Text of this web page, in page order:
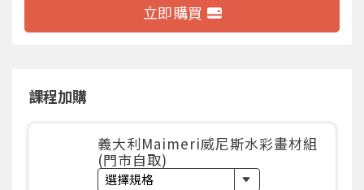
立即購買
課程加購
義大利Maimeri威尼斯水彩畫材組
(門市自取)